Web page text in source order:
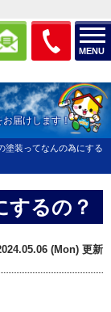
MENU
お届けします！
塗装ってなんの為にする
するの？
(Mon) 更新